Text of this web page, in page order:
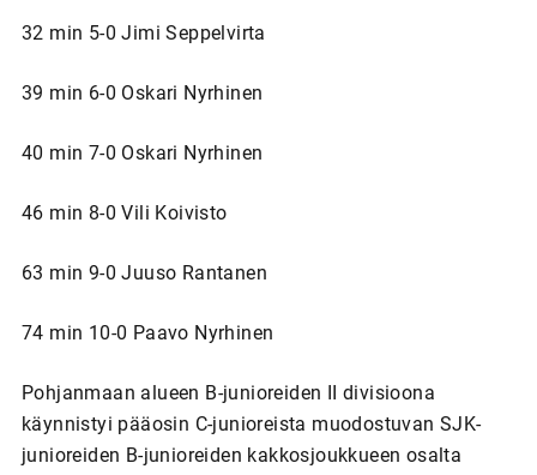
32 min 5-0 Jimi Seppelvirta
39 min 6-0 Oskari Nyrhinen
40 min 7-0 Oskari Nyrhinen
46 min 8-0 Vili Koivisto
63 min 9-0 Juuso Rantanen
74 min 10-0 Paavo Nyrhinen
Pohjanmaan alueen B-junioreiden II divisioona
käynnistyi pääosin C-junioreista muodostuvan SJK-
junioreiden B-junioreiden kakkosjoukkueen osalta